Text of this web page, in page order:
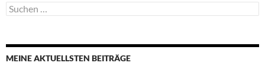
Suche
nach:
MEINE AKTUELLSTEN BEITRÄGE